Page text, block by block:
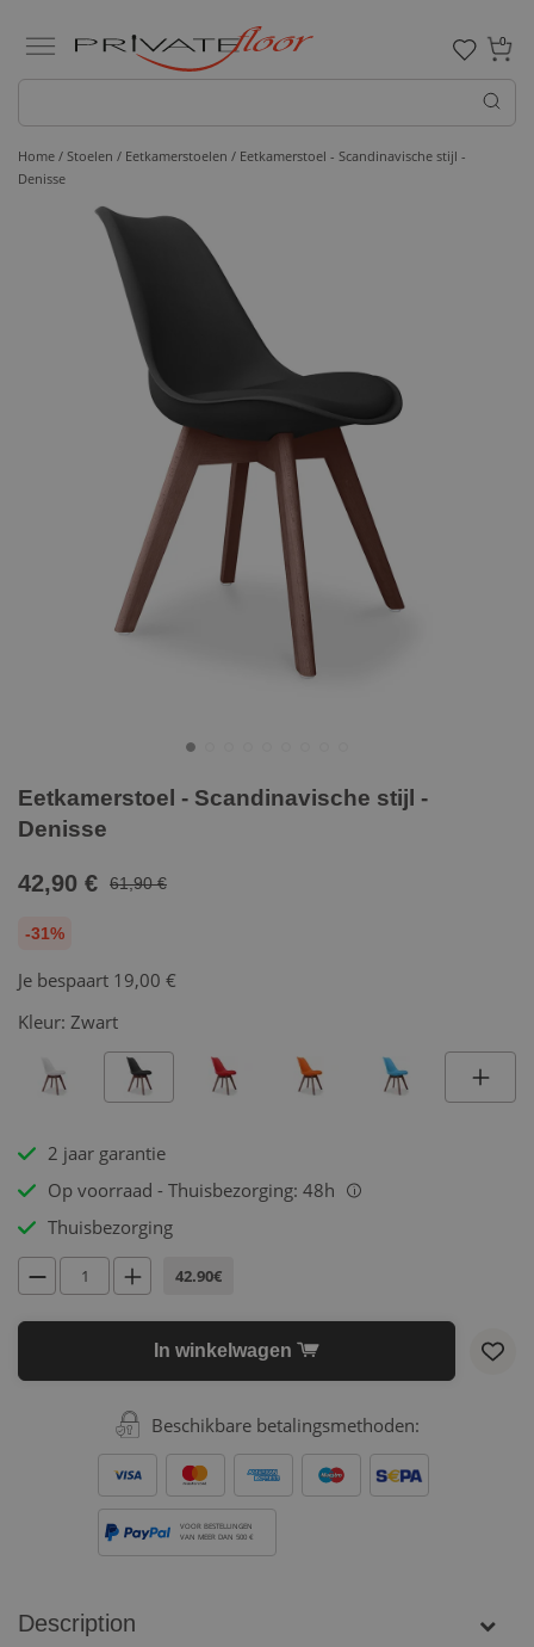
0
Home / Stoelen / Eetkamerstoelen / Eetkamerstoel - Scandinavische stijl -
Denisse
Eetkamerstoel - Scandinavische stijl -
Denisse
42,90 € 61,90 €
-31%
Je bespaart 19,00 €
Kleur: Zwart
2 jaar garantie
Op voorraad - Thuisbezorging: 48h
i
Thuisbezorging
42.90€
In winkelwagen
Beschikbare betalingsmethoden:
VOOR BESTELLINGEN
VAN MEER DAN 500 €
Description